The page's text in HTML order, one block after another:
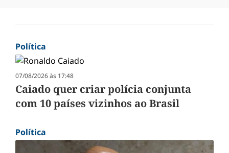
Política
07/08/2026 às 17:48
Caiado quer criar polícia conjunta
com 10 países vizinhos ao Brasil
Política